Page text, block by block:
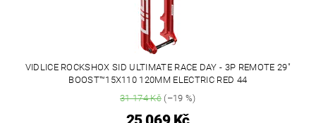
VIDLICE ROCKSHOX SID ULTIMATE RACE DAY - 3P REMOTE 29"
BOOST™15X110 120MM ELECTRIC RED 44
31 174 Kč(–19 %)